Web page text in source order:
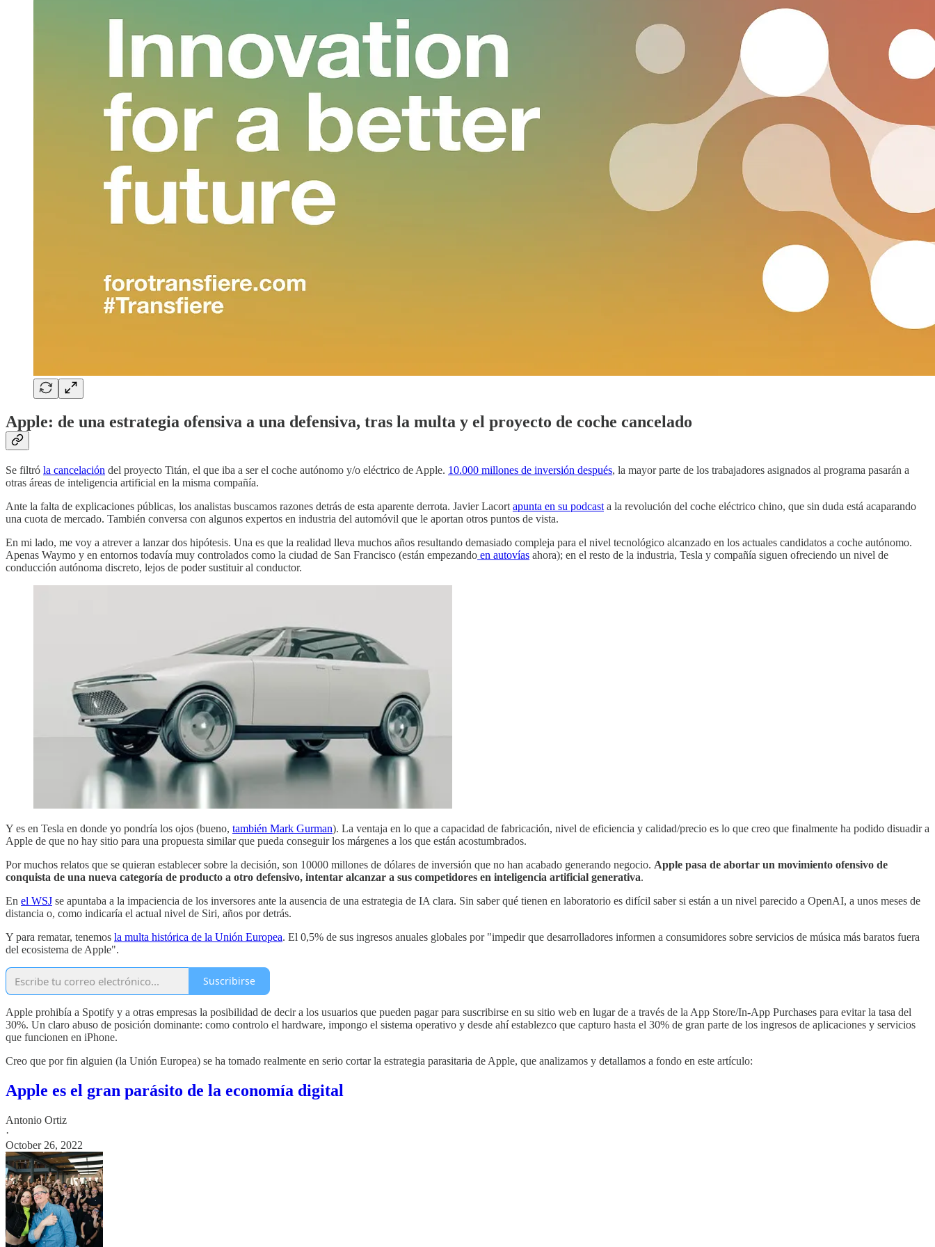
Apple: de una estrategia ofensiva a una defensiva, tras la multa y el proyecto de coche cancelado
Se filtró la cancelación del proyecto Titán, el que iba a ser el coche autónomo y/o eléctrico de Apple. 10.000 millones de inversión después, la mayor parte de los trabajadores asignados al programa pasarán a
otras áreas de inteligencia artificial en la misma compañía.
Ante la falta de explicaciones públicas, los analistas buscamos razones detrás de esta aparente derrota. Javier Lacort apunta en su podcast a la revolución del coche eléctrico chino, que sin duda está acaparando
una cuota de mercado. También conversa con algunos expertos en industria del automóvil que le aportan otros puntos de vista.
En mi lado, me voy a atrever a lanzar dos hipótesis. Una es que la realidad lleva muchos años resultando demasiado compleja para el nivel tecnológico alcanzado en los actuales candidatos a coche autónomo.
Apenas Waymo y en entornos todavía muy controlados como la ciudad de San Francisco (están empezando en autovías ahora); en el resto de la industria, Tesla y compañía siguen ofreciendo un nivel de
conducción autónoma discreto, lejos de poder sustituir al conductor.
Y es en Tesla en donde yo pondría los ojos (bueno, también Mark Gurman). La ventaja en lo que a capacidad de fabricación, nivel de eficiencia y calidad/precio es lo que creo que finalmente ha podido disuadir a
Apple de que no hay sitio para una propuesta similar que pueda conseguir los márgenes a los que están acostumbrados.
Por muchos relatos que se quieran establecer sobre la decisión, son 10000 millones de dólares de inversión que no han acabado generando negocio. Apple pasa de abortar un movimiento ofensivo de
conquista de una nueva categoría de producto a otro defensivo, intentar alcanzar a sus competidores en inteligencia artificial generativa.
En el WSJ se apuntaba a la impaciencia de los inversores ante la ausencia de una estrategia de IA clara. Sin saber qué tienen en laboratorio es difícil saber si están a un nivel parecido a OpenAI, a unos meses de
distancia o, como indicaría el actual nivel de Siri, años por detrás.
Y para rematar, tenemos la multa histórica de la Unión Europea. El 0,5% de sus ingresos anuales globales por "impedir que desarrolladores informen a consumidores sobre servicios de música más baratos fuera
del ecosistema de Apple".
Suscribirse
Apple prohibía a Spotify y a otras empresas la posibilidad de decir a los usuarios que pueden pagar para suscribirse en su sitio web en lugar de a través de la App Store/In-App Purchases para evitar la tasa del
30%. Un claro abuso de posición dominante: como controlo el hardware, impongo el sistema operativo y desde ahí establezco que capturo hasta el 30% de gran parte de los ingresos de aplicaciones y servicios
que funcionen en iPhone.
Creo que por fin alguien (la Unión Europea) se ha tomado realmente en serio cortar la estrategia parasitaria de Apple, que analizamos y detallamos a fondo en este artículo:
Apple es el gran parásito de la economía digital
Antonio Ortiz
·
October 26, 2022